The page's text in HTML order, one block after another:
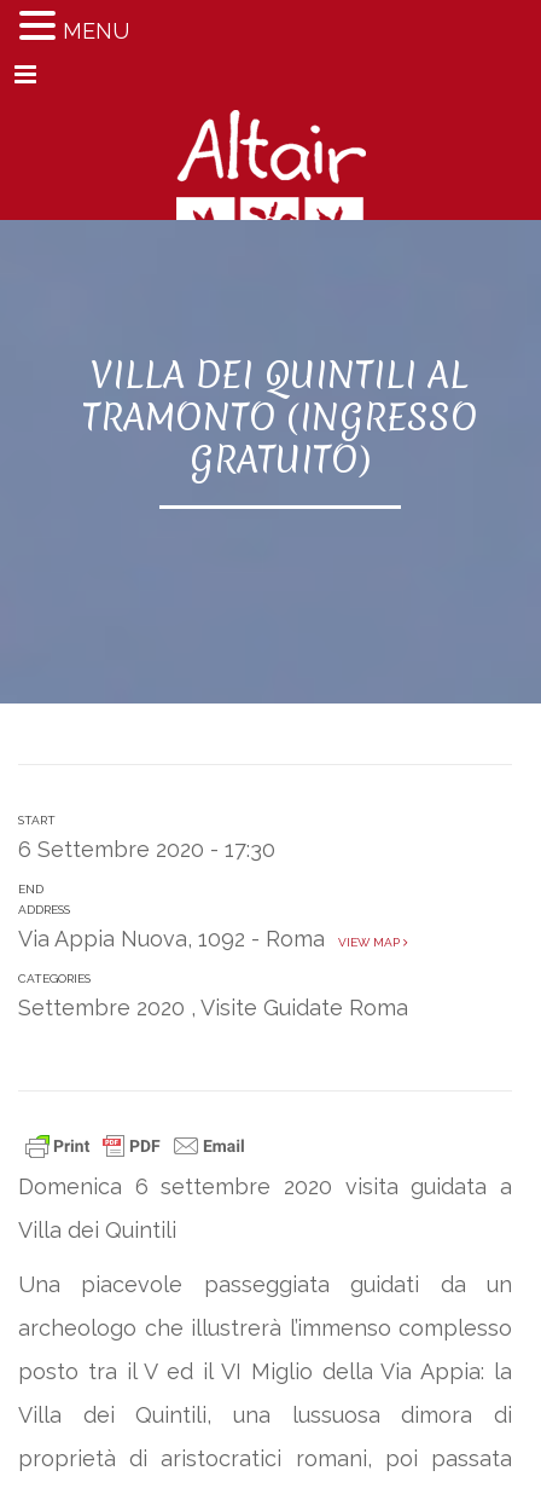
Menu
VILLA DEI QUINTILI AL
TRAMONTO (INGRESSO
GRATUITO)
START
6 Settembre 2020 - 17:30
END
ADDRESS
Via Appia Nuova, 1092 - Roma VIEW MAP
CATEGORIES
Settembre 2020 , Visite Guidate Roma
Domenica 6 settembre 2020 visita guidata a
Villa dei Quintili
Una piacevole passeggiata guidati da un
archeologo che illustrerà l’immenso complesso
posto tra il V ed il VI Miglio della Via Appia: la
Villa dei Quintili, una lussuosa dimora di
proprietà di aristocratici romani, poi passata
MENU